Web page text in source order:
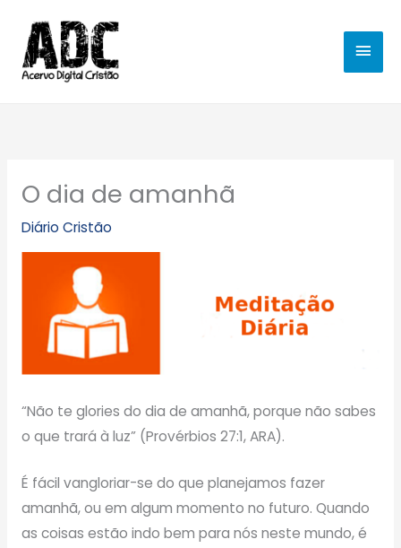
para
conteúdo
O dia de amanhã
Diário Cristão
“Não te glories do dia de amanhã, porque não sabes
o que trará à luz” (Provérbios 27:1, ARA).
É fácil vangloriar-se do que planejamos fazer
amanhã, ou em algum momento no futuro. Quando
as coisas estão indo bem para nós neste mundo, é